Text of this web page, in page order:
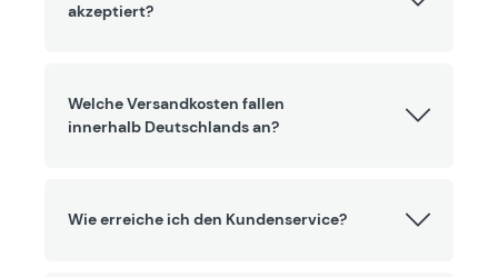
akzeptiert?
Welche Versandkosten fallen
innerhalb Deutschlands an?
Wie erreiche ich den Kundenservice?